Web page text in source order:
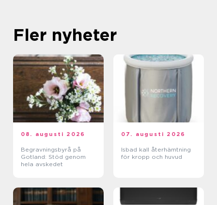
Fler nyheter
08. augusti 2026
Begravningsbyrå på
Gotland: Stöd genom
hela avskedet
07. augusti 2026
Isbad kall återhämtning
för kropp och huvud